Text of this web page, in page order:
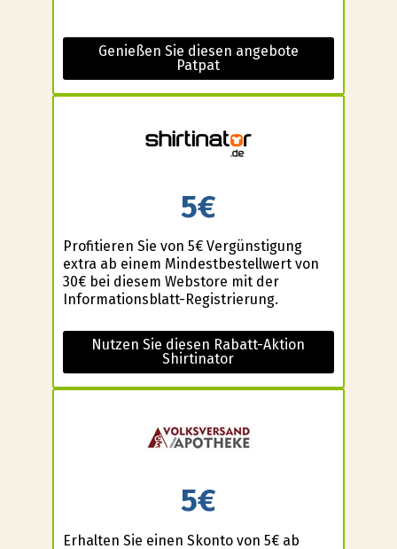
Genießen Sie diesen angebote
Patpat
5€
Profitieren Sie von 5€ Vergünstigung
extra ab einem Mindestbestellwert von
30€ bei diesem Webstore mit der
Informationsblatt-Registrierung.
Nutzen Sie diesen Rabatt-Aktion
Shirtinator
5€
Erhalten Sie einen Skonto von 5€ ab